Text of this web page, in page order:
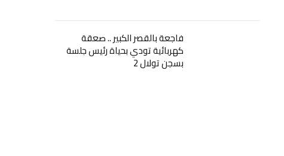
فاجعة بالقصر الكبير .. صعقة
كهربائية تودي بحياة رئيس جلسة
بسجن تولال 2